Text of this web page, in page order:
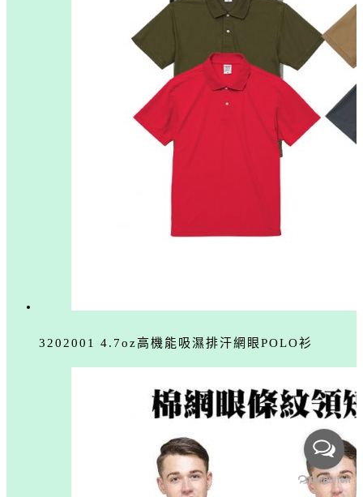
3202001 4.7oz高機能吸濕排汗網眼POLO衫